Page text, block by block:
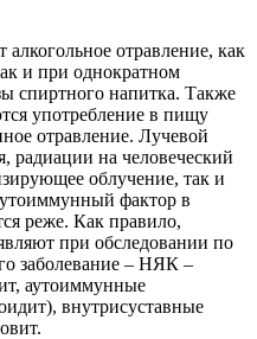
отравление, как
и при однократном
спиртного напитка. Также
употребление в пищу
отравление. Лучевой
радиации на человеческий
облучение, так и
фактор в
реже. Как правило,
при обследовании по
заболевание – НЯК –
аутоиммунные
внутрисуставные